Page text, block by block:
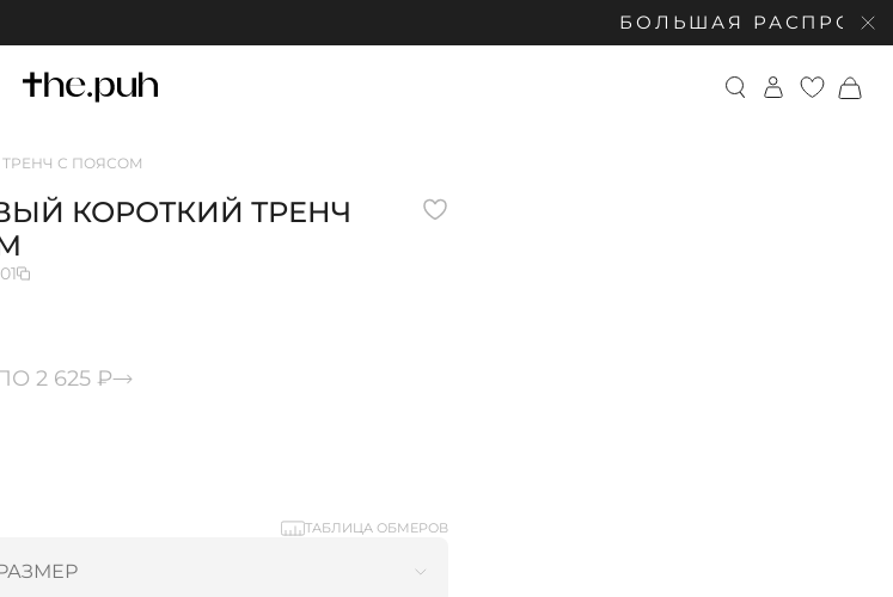
БОЛЬШАЯ РАСПРОДАЖА:
С ПОЯСОМ
КОРОТКИЙ ТРЕНЧ
2 625 ₽
ТАБЛИЦА ОБМЕРОВ